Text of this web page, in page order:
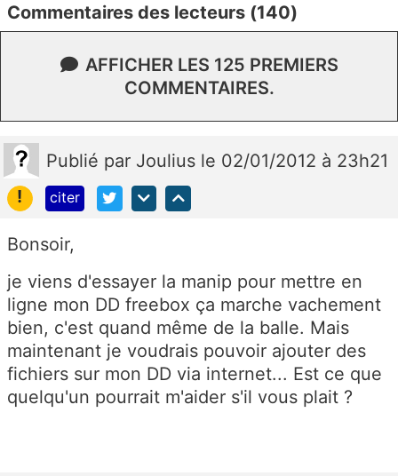
Commentaires des lecteurs (140)
AFFICHER LES 125 PREMIERS
COMMENTAIRES.
Publié par Joulius le 02/01/2012 à 23h21
!
citer
Bonsoir,
je viens d'essayer la manip pour mettre en
ligne mon DD freebox ça marche vachement
bien, c'est quand même de la balle. Mais
maintenant je voudrais pouvoir ajouter des
fichiers sur mon DD via internet... Est ce que
quelqu'un pourrait m'aider s'il vous plait ?